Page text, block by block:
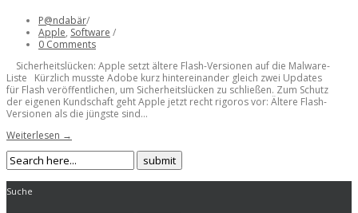
P@ndabär/
Apple, Software /
0 Comments
Sicherheitslücken: Apple setzt ältere Flash-Versionen auf die Malware-
Liste Kürzlich musste Adobe kurz hintereinander gleich zwei Updates
für Flash veröffentlichen, um Sicherheitslücken zu schließen. Zum Schutz
der eigenen Kundschaft geht Apple jetzt recht rigoros vor: Ältere Flash-
Versionen als die jüngste sind...
Weiterlesen →
Suche